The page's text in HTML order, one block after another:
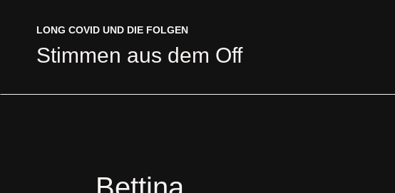
LONG COVID UND DIE FOLGEN
Stimmen aus dem Off
LONG COVID UND DIE FOLGEN
Stimmen aus dem Off